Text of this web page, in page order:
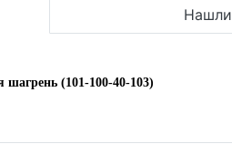
(101-100-40-103)